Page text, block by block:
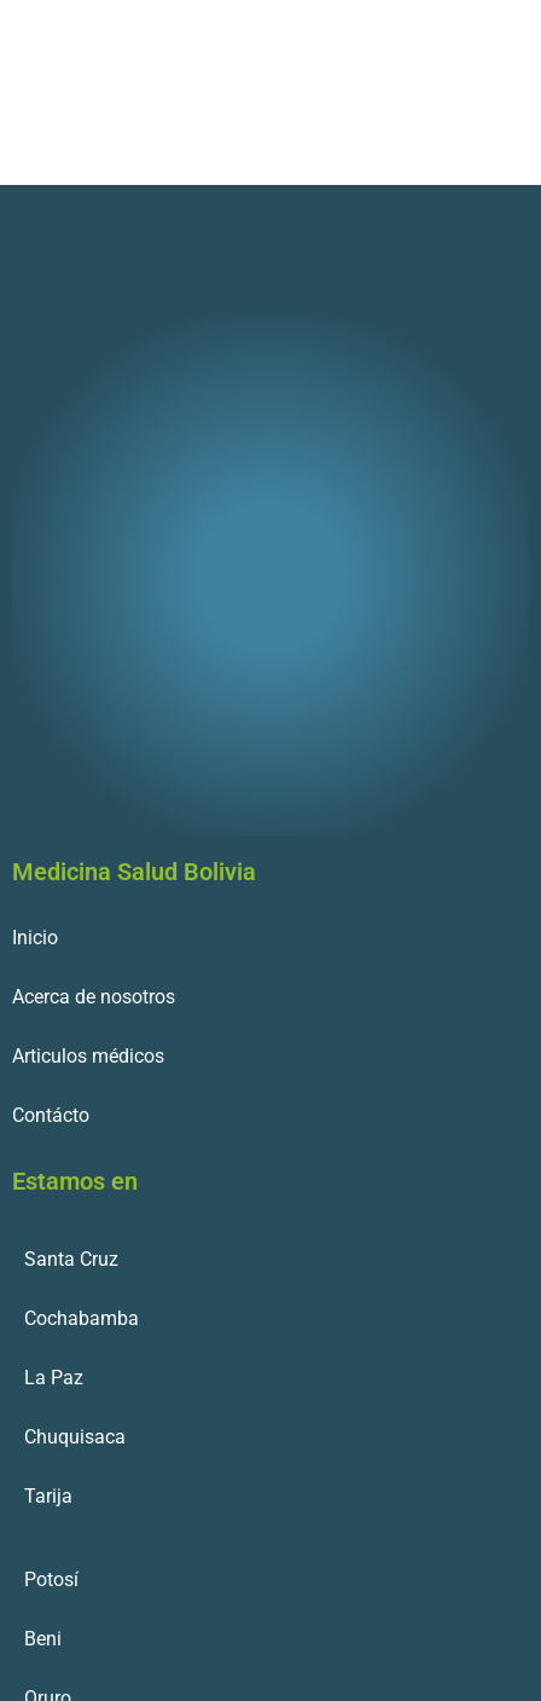
Medicina Salud Bolivia
Inicio
Acerca de nosotros
Articulos médicos
Contácto
Estamos en
Santa Cruz
Cochabamba
La Paz
Chuquisaca
Tarija
Potosí
Beni